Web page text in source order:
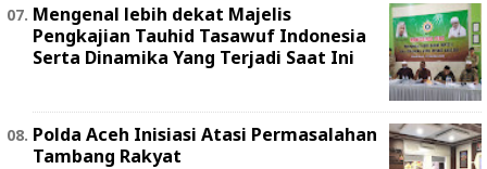
Mengenal lebih dekat Majelis
Pengkajian Tauhid Tasawuf Indonesia
Serta Dinamika Yang Terjadi Saat Ini
Polda Aceh Inisiasi Atasi Permasalahan
Tambang Rakyat